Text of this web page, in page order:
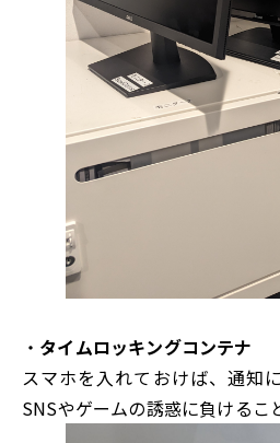
・ タイムロッキングコンテナ
スマホを入れておけば、通知
SNSやゲームの誘惑に負けるこ